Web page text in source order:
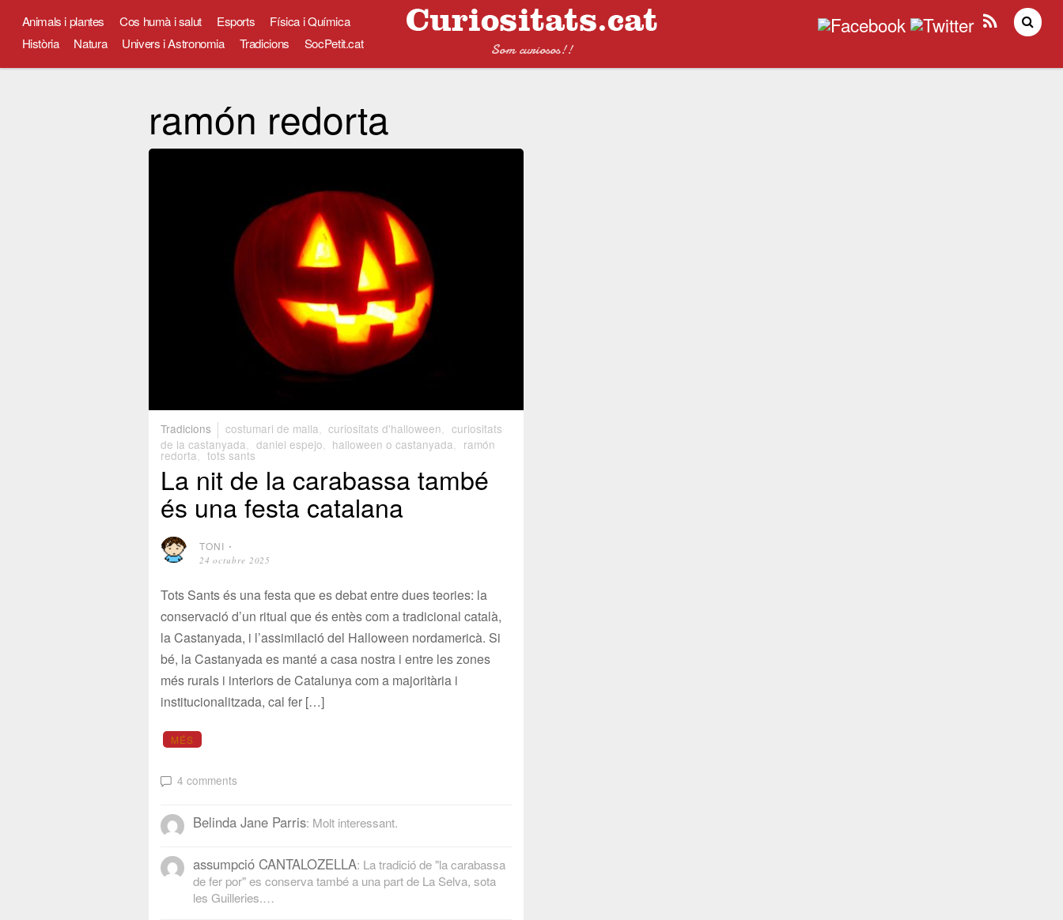
Som curiosos!!
Animals i plantes Cos humà i salut Esports
Física i Química
Història
Natura Univers i Astronomia Tradicions SocPetit.cat
ramón redorta
Tradicions costumari de malla, curiositats d'halloween, curiositats
de la castanyada
daniel espejo halloween o castanyada ramón
redorta tots sants
La nit de la carabassa també
és una festa catalana
TONI ⋅
24 octubre 2025
Tots Sants és una festa que es debat entre dues teories: la
conservació d’un ritual que és entès com a tradicional català,
la Castanyada, i l’assimilació del Halloween nordamericà. Si
bé, la Castanyada es manté a casa nostra i entre les zones
més rurals i interiors de Catalunya com a majoritària i
institucionalitzada, cal fer […]
MÉS
4 comments
Belinda Jane Parris: Molt interessant.
assumpció CANTALOZELLA: La tradició de "la carabassa
de fer por" es conserva també a una part de La Selva, sota
les Guilleries.…